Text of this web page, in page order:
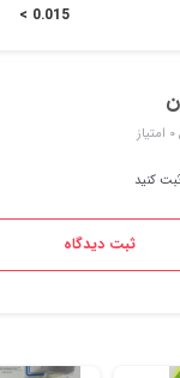
< 0.015
کنید
ثبت دیدگاه